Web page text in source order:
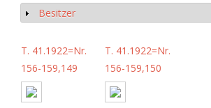
Show
Besitzer
T. 41.1922=Nr.
156-159,149
T. 41.1922=Nr.
156-159,150